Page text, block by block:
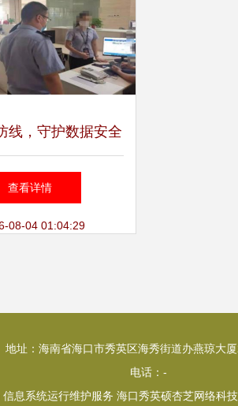
线，守护数据安全
网警开展重大网
安全检查
查看详情
08-04 01:04:29
地址：海南省海口市秀英区海秀街道办燕琼大
电话：-
信息系统运行维护服务 海口秀英硕杏芝网络科